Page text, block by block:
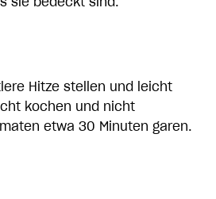
Hitze stellen und leicht
kochen und nicht
etwa 30 Minuten garen.